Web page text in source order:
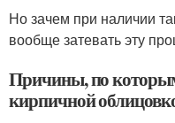
Но зачем при наличии
вообще затевать эту
Причины, по
кирпичной